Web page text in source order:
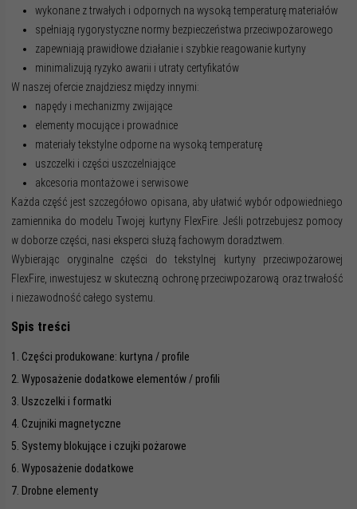
wykonane z trwałych i odpornych na wysoką temperaturę materiałów
spełniają rygorystyczne normy bezpieczeństwa przeciwpożarowego
zapewniają prawidłowe działanie i szybkie reagowanie kurtyny
minimalizują ryzyko awarii i utraty certyfikatów
W naszej ofercie znajdziesz między innymi:
napędy i mechanizmy zwijające
elementy mocujące i prowadnice
materiały tekstylne odporne na wysoką temperaturę
uszczelki i części uszczelniające
akcesoria montażowe i serwisowe
Każda część jest szczegółowo opisana, aby ułatwić wybór odpowiedniego
zamiennika do modelu Twojej kurtyny FlexFire. Jeśli potrzebujesz pomocy
w doborze części, nasi eksperci służą fachowym doradztwem.
Wybierając oryginalne części do tekstylnej kurtyny przeciwpożarowej
FlexFire, inwestujesz w skuteczną ochronę przeciwpożarową oraz trwałość
i niezawodność całego systemu.
Spis treści
1. Części produkowane: kurtyna / profile
2. Wyposażenie dodatkowe elementów / profili
3. Uszczelki i formatki
4. Czujniki magnetyczne
5. Systemy blokujące i czujki pożarowe
6. Wyposażenie dodatkowe
7. Drobne elementy